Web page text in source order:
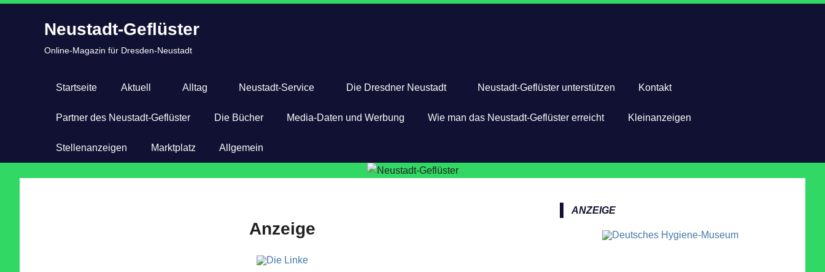
Neustadt-Geflüster
Online-Magazin für Dresden-Neustadt
Startseite Aktuell Alltag Neustadt-Service Die Dresdner Neustadt Neustadt-Geflüster unterstützen Kontakt
Partner des Neustadt-Geflüster Die Bücher Media-Daten und Werbung Wie man das Neustadt-Geflüster erreicht Kleinanzeigen
Stellenanzeigen Marktplatz Allgemein
Anzeige
ANZEIGE